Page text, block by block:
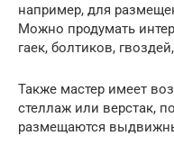
например, для
Можно продумать
гаек, болтиков,
Также мастер имеет
стеллаж или верстак,
размещаются